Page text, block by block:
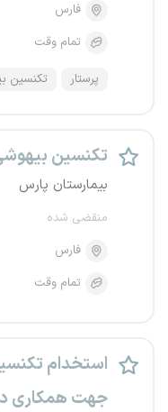
فارس
تمام وقت
پرستار تکنسین
تکنسین
بیمارستان پارس
منقضی شده
فارس
تمام وقت
استخدام
جهت همکاری